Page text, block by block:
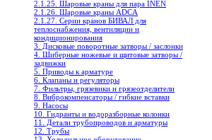
2.1.25. Шаровые краны для пара INEN
2.1.26. Шаровые краны ADCA
2.1.27. Серии кранов БИВАЛ для
теплоснабжения, вентиляции и
кондиционирования
3. Дисковые поворотные затворы / заслонки
4. Шиберные ножевые и щитовые затворы /
задвижки
5. Приводы к арматуре
6. Клапаны и регуляторы
7. Фильтры, грязевики и грязеотделители
8. Виброкомпенсаторы / гибкие вставки
9. Насосы
10. Гидранты и водоразборные колонки
11. Детали трубопроводов и арматуры
12. Трубы